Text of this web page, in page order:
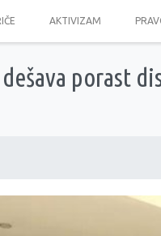
AKTIVIZAM
porast